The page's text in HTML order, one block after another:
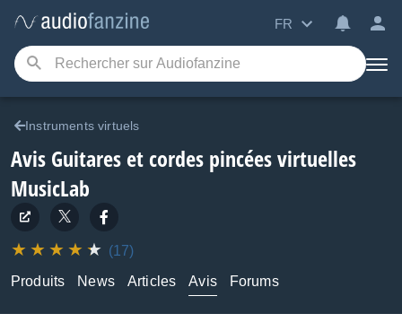
FR
Instruments virtuels
Avis Guitares et cordes pincées virtuelles
MusicLab
(17)
Produits
News Articles Avis Forums